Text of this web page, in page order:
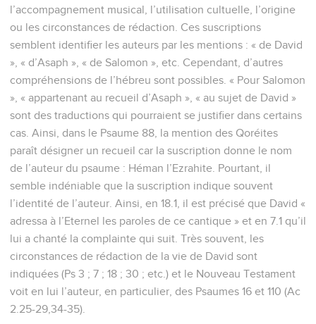
l’accompagnement musical, l’utilisation cultuelle, l’origine
ou les circonstances de rédaction. Ces suscriptions
semblent identifier les auteurs par les mentions : « de David
», « d’Asaph », « de Salomon », etc. Cependant, d’autres
compréhensions de l’hébreu sont possibles. « Pour Salomon
», « appartenant au recueil d’Asaph », « au sujet de David »
sont des traductions qui pourraient se justifier dans certains
cas. Ainsi, dans le Psaume 88, la mention des Qoréites
paraît désigner un recueil car la suscription donne le nom
de l’auteur du psaume : Héman l’Ezrahite. Pourtant, il
semble indéniable que la suscription indique souvent
l’identité de l’auteur. Ainsi, en 18.1, il est précisé que David «
adressa à l’Eternel les paroles de ce cantique » et en 7.1 qu’il
lui a chanté la complainte qui suit. Très souvent, les
circonstances de rédaction de la vie de David sont
indiquées (Ps 3 ; 7 ; 18 ; 30 ; etc.) et le Nouveau Testament
voit en lui l’auteur, en particulier, des Psaumes 16 et 110 (Ac
2.25-29,34-35).